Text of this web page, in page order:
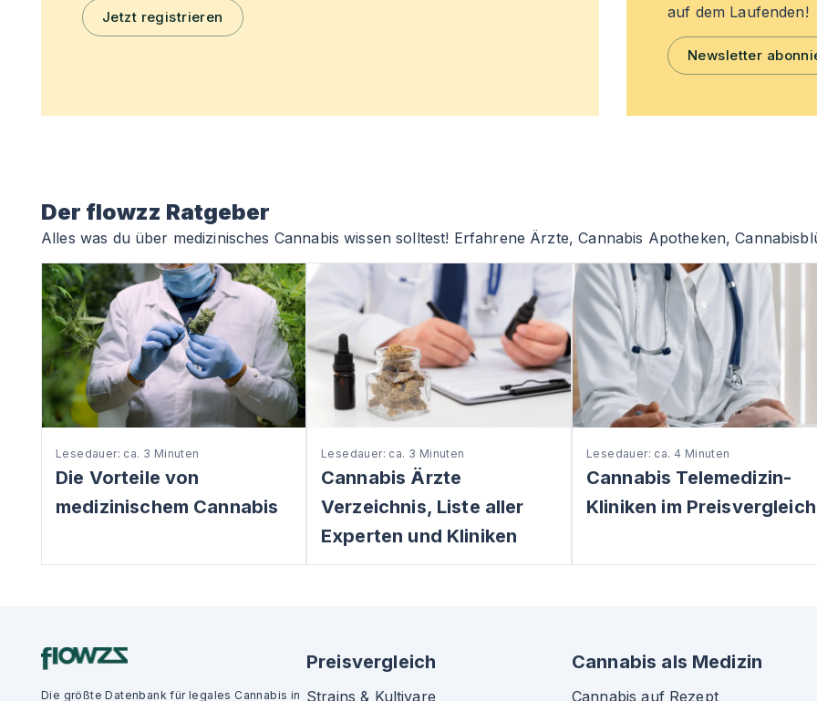
Jetzt registrieren
auf dem Laufenden!
Newsletter
Der flowzz Ratgeber
Alles was du über medizinisches Cannabis wissen solltest! Erfahrene Ärzte, Cannabis Apotheken,
Lesedauer: ca. 3 Minuten
Die Vorteile von
medizinischem Cannabis
Lesedauer: ca. 3 Minuten
Cannabis Ärzte
Verzeichnis, Liste aller
Experten und Kliniken
Lesedauer: ca. 4 Minuten
Cannabis Telemedizin-
Kliniken im Preisvergleich
Die größte Datenbank für legales Cannabis in
Preisvergleich
Strains & Kultivare
Cannabis als Medizin
Cannabis auf Rezept